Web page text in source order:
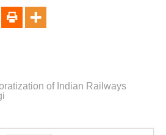
of Indian Railways